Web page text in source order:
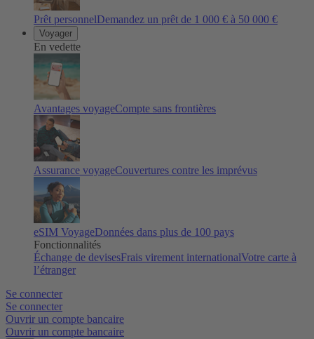
Prêt personnelDemandez un prêt de 1 000 € à 50 000 €
Voyager
En vedette
Avantages voyageCompte sans frontières
Assurance voyageCouvertures contre les imprévus
eSIM VoyageDonnées dans plus de 100 pays
Fonctionnalités
Échange de devisesFrais virement internationalVotre carte à
l’étranger
Se connecter
Se connecter
Ouvrir un compte bancaire
Ouvrir un compte bancaire